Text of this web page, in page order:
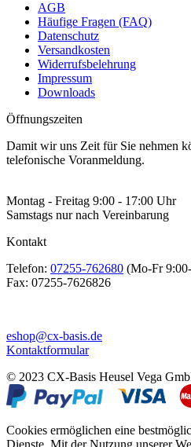
AGB
Häufige Fragen (FAQ)
Datenschutz
Versandkosten
Widerrufsbelehrung
Impressum
Downloads
Öffnungszeiten
Damit wir uns Zeit für Sie nehmen
telefonische Voranmeldung.
Montag - Freitag 9:00 - 17:00 Uhr
Samstags nur nach Vereinbarung
Kontakt
Telefon: 07255-762680 (Mo-Fr
Fax: 07255-7626826
eshop@cx-basis.de
Kontaktformular
© 2023 CX-Basis Heusel Vega
Cookies ermöglichen eine